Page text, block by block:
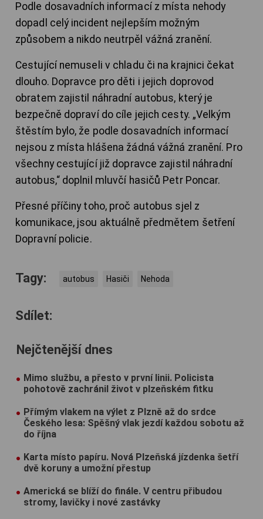
Podle dosavadních informací z místa nehody
dopadl celý incident nejlepším možným
způsobem a nikdo neutrpěl vážná zranění.
Cestující nemuseli v chladu či na krajnici čekat
dlouho. Dopravce pro děti i jejich doprovod
obratem zajistil náhradní autobus, který je
bezpečně dopraví do cíle jejich cesty. „Velkým
štěstím bylo, že podle dosavadních informací
nejsou z místa hlášena žádná vážná zranění. Pro
všechny cestující již dopravce zajistil náhradní
autobus,“ doplnil mluvčí hasičů Petr Poncar.
Přesné příčiny toho, proč autobus sjel z
komunikace, jsou aktuálně předmětem šetření
Dopravní policie.
Tagy: autobus Hasiči Nehoda
Sdílet:
Nejčtenější dnes
Mimo službu, a přesto v první linii. Policista
pohotově zachránil život v plzeňském fitku
Přímým vlakem na výlet z Plzně až do srdce
Českého lesa: Spěšný vlak jezdí každou sobotu až
do října
Karta místo papíru. Nová Plzeňská jízdenka šetří
dvě koruny a umožní přestup
Americká se blíží do finále. V centru přibudou
stromy, lavičky i nové zastávky